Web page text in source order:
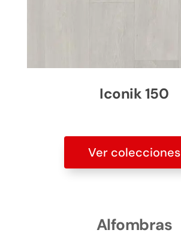
Iconik 150
Ver colecciones
Alfombras